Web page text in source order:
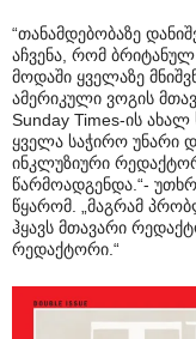
“თანამდებობაზე
აჩვენა, რომ
მოდაში ყველაზე
ამერიკული ვოგის
Sunday Times-ის ახალ
ყველა საჭირო უნარი
ინკლუზიური
წარმოადგენდა.“-
წყარომ. „მაგრამ
ჰყავს მთავარი
რედაქტორი.“